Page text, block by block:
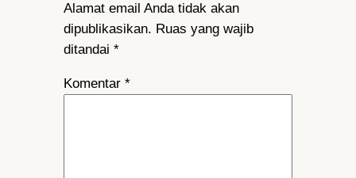
Alamat email Anda tidak akan
dipublikasikan. Ruas yang wajib
ditandai *
Komentar *